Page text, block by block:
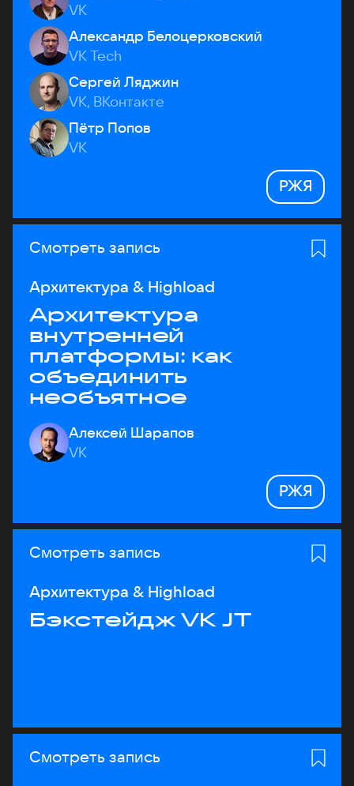
VK
Александр Белоцерковский
VK Tech
Сергей Ляджин
VK, ВКонтакте
Пётр Попов
VK
РЖЯ
Смотреть запись
Архитектура & Highload
Архитектура
внутренней
платформы: как
объединить
необъятное
Алексей Шарапов
VK
РЖЯ
Смотреть запись
Архитектура & Highload
Бэкстейдж VK JT
Смотреть запись